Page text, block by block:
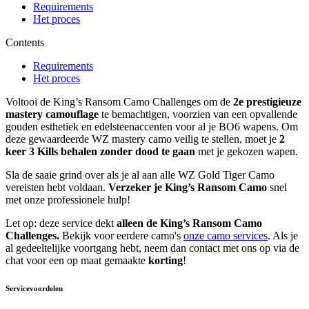
Requirements
Het proces
Contents
Requirements
Het proces
Voltooi de King’s Ransom Camo Challenges om de 2e prestigieuze
mastery camouflage te bemachtigen, voorzien van een opvallende
gouden esthetiek en edelsteenaccenten voor al je BO6 wapens. Om
deze gewaardeerde WZ mastery camo veilig te stellen, moet je 2
keer 3 Kills behalen zonder dood te gaan met je gekozen wapen.
Sla de saaie grind over als je al aan alle WZ Gold Tiger Camo
vereisten hebt voldaan. Verzeker je King’s Ransom Camo snel
met onze professionele hulp!
Let op: deze service dektalleen de King’s Ransom Camo
Challenges. Bekijk voor eerdere camo's onze camo services. Als je
al gedeeltelijke voortgang hebt, neem dan contact met ons op via de
chat voor een op maat gemaakte korting!
Servicevoordelen